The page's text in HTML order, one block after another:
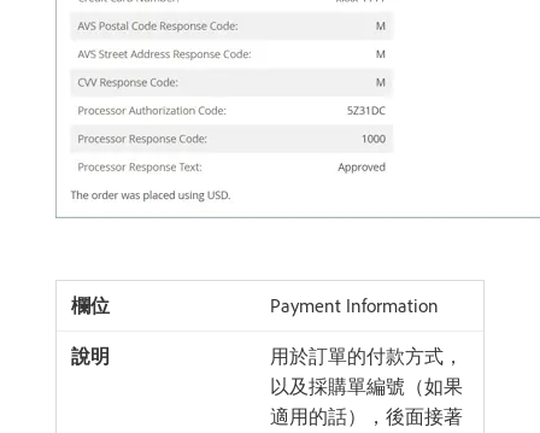
Payment Information
用於訂單的付款方式，
以及採購單編號（如果
適用的話），後面接著